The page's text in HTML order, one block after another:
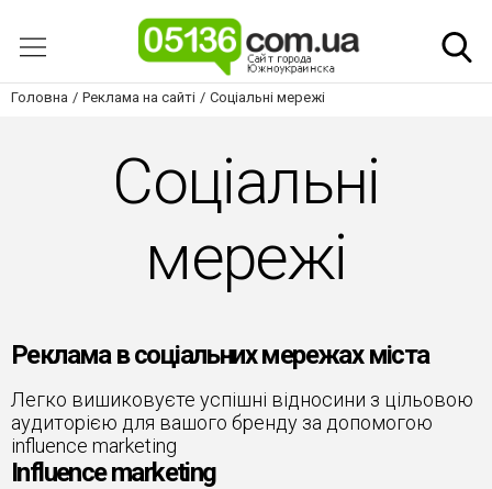
Головна Реклама на сайті Соціальні мережі
Соціальні
мережі
Реклама в соціальних мережах міста
Легко вишиковуєте успішні відносини з цільовою
аудиторією для вашого бренду за допомогою
influence marketing
Influence marketing